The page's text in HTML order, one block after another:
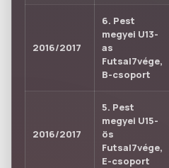
2016/2017
6. Pest
megyei U13-
as
Futsal7vége,
B-csoport
2016/2017
5. Pest
megyei U15-
ös
Futsal7vége,
E-csoport